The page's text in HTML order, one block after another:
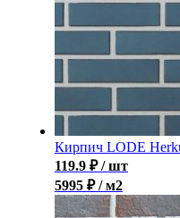
Кирпич LODE
119.9 ₽ / шт
5995 ₽ / м2